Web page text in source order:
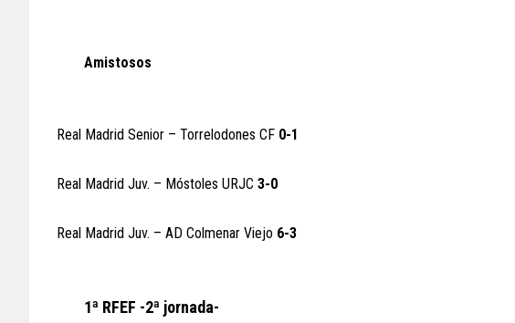
Amistosos
Real Madrid Senior – Torrelodones CF 0-1
Real Madrid Juv. – Móstoles URJC 3-0
Real Madrid Juv. – AD Colmenar Viejo 6-3
1ª RFEF -2ª jornada-